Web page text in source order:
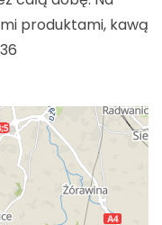
produktami, kawą